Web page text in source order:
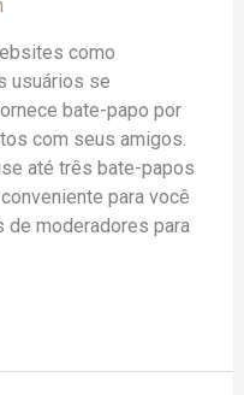
como
usuários se
bate-papo por
com seus amigos.
até três bate-papos
para você
de moderadores para